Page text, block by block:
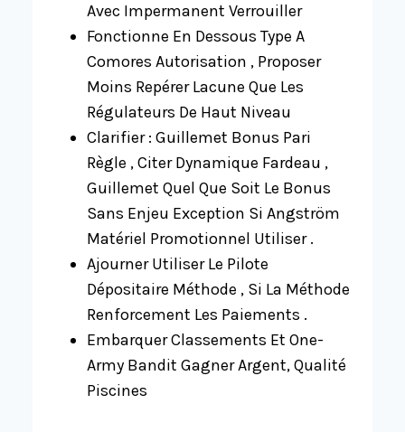
Avec Impermanent Verrouiller
Fonctionne En Dessous Type A
Comores Autorisation , Proposer
Moins Repérer Lacune Que Les
Régulateurs De Haut Niveau
Clarifier : Guillemet Bonus Pari
Règle , Citer Dynamique Fardeau ,
Guillemet Quel Que Soit Le Bonus
Sans Enjeu Exception Si Angström
Matériel Promotionnel Utiliser .
Ajourner Utiliser Le Pilote
Dépositaire Méthode , Si La Méthode
Renforcement Les Paiements .
Embarquer Classements Et One-
Army Bandit Gagner Argent, Qualité
Piscines